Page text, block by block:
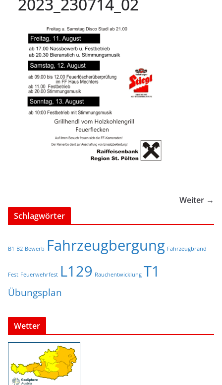
Weiter →
Schlagwörter
B1 B2 Bewerb Fahrzeugbergung Fahrzeugbrand
Fest Feuerwehrfest L129 Rauchentwicklung T1
Übungsplan
Wetter